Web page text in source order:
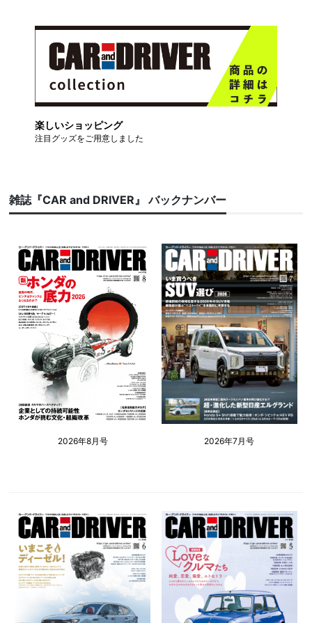
楽しいショッピング
注目グッズをご用意しました
雑誌『CAR and DRIVER』 バックナンバー
2026年8月号 2026年7月号